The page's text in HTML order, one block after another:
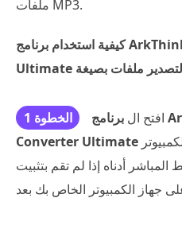
ملفات MP3.
كيفية استخدام برنامج ArkThinker Video Converter
الخطوة 1 افتح ال برنامج ArkThinker Video
Converter Ultimate
أدناه إذا لم تقم بتثبيت